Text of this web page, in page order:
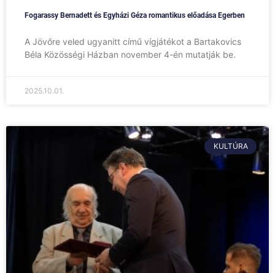
Fogarassy Bernadett és Egyházi Géza romantikus előadása Egerben
A Jövőre veled ugyanitt című vígjátékot a Bartakovics
Béla Közösségi Házban november 4-én mutatják be.
2025.10.01.
KULTÚRA